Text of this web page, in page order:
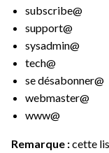
subscribe@
support@
sysadmin@
tech@
se désabonner@
webmaster@
www@
Remarque :cette